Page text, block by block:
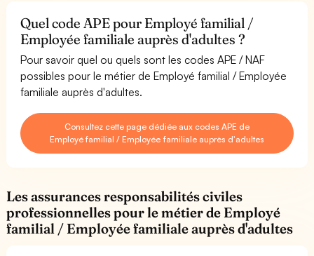
Quel code APE pour Employé familial /
Employée familiale auprès d'adultes ?
Pour savoir quel ou quels sont les codes APE / NAF
possibles pour le métier de Employé familial / Employée
familiale auprès d'adultes.
Consultez cette page dédiée aux codes APE de
Employé familial / Employée familiale auprès d'adultes
Les assurances responsabilités civiles
professionnelles pour le métier de Employé
familial / Employée familiale auprès d'adultes